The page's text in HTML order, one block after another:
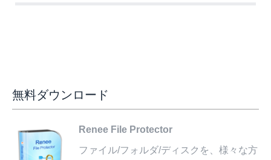
無料ダウンロード
Renee File Protector
ファイル/フォルダ/ディスクを、様々な方